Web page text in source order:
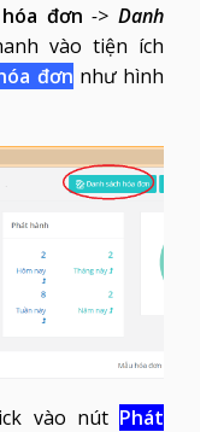
hóa đơn->Danh
vào tiện ích
đơn như hình
vào nút Phát